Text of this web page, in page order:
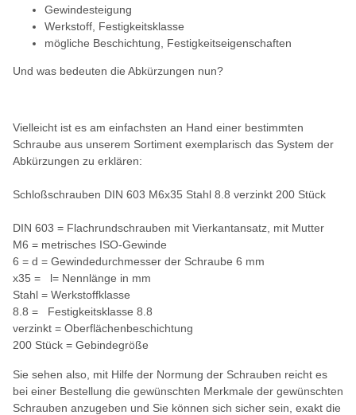
Gewindesteigung
Werkstoff, Festigkeitsklasse
mögliche Beschichtung, Festigkeitseigenschaften
Und was bedeuten die Abkürzungen nun?
Vielleicht ist es am einfachsten an Hand einer bestimmten
Schraube aus unserem Sortiment exemplarisch das System der
Abkürzungen zu erklären:
Schloßschrauben DIN 603 M6x35 Stahl 8.8 verzinkt 200 Stück
DIN 603 = Flachrundschrauben mit Vierkantansatz, mit Mutter
M6 = metrisches ISO-Gewinde
6 = d = Gewindedurchmesser der Schraube 6 mm
x35 = l= Nennlänge in mm
Stahl = Werkstoffklasse
8.8 = Festigkeitsklasse 8.8
verzinkt = Oberflächenbeschichtung
200 Stück = Gebindegröße
Sie sehen also, mit Hilfe der Normung der Schrauben reicht es
bei einer Bestellung die gewünschten Merkmale der gewünschten
Schrauben anzugeben und Sie können sich sicher sein, exakt die